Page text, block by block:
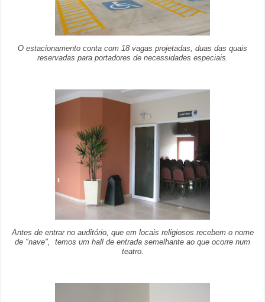
O estacionamento conta com 18 vagas projetadas, duas das quais
reservadas para portadores de necessidades especiais.
Antes de entrar no auditório, que em locais religiosos recebem o nome
de "nave", temos um hall de entrada semelhante ao que ocorre num
teatro.